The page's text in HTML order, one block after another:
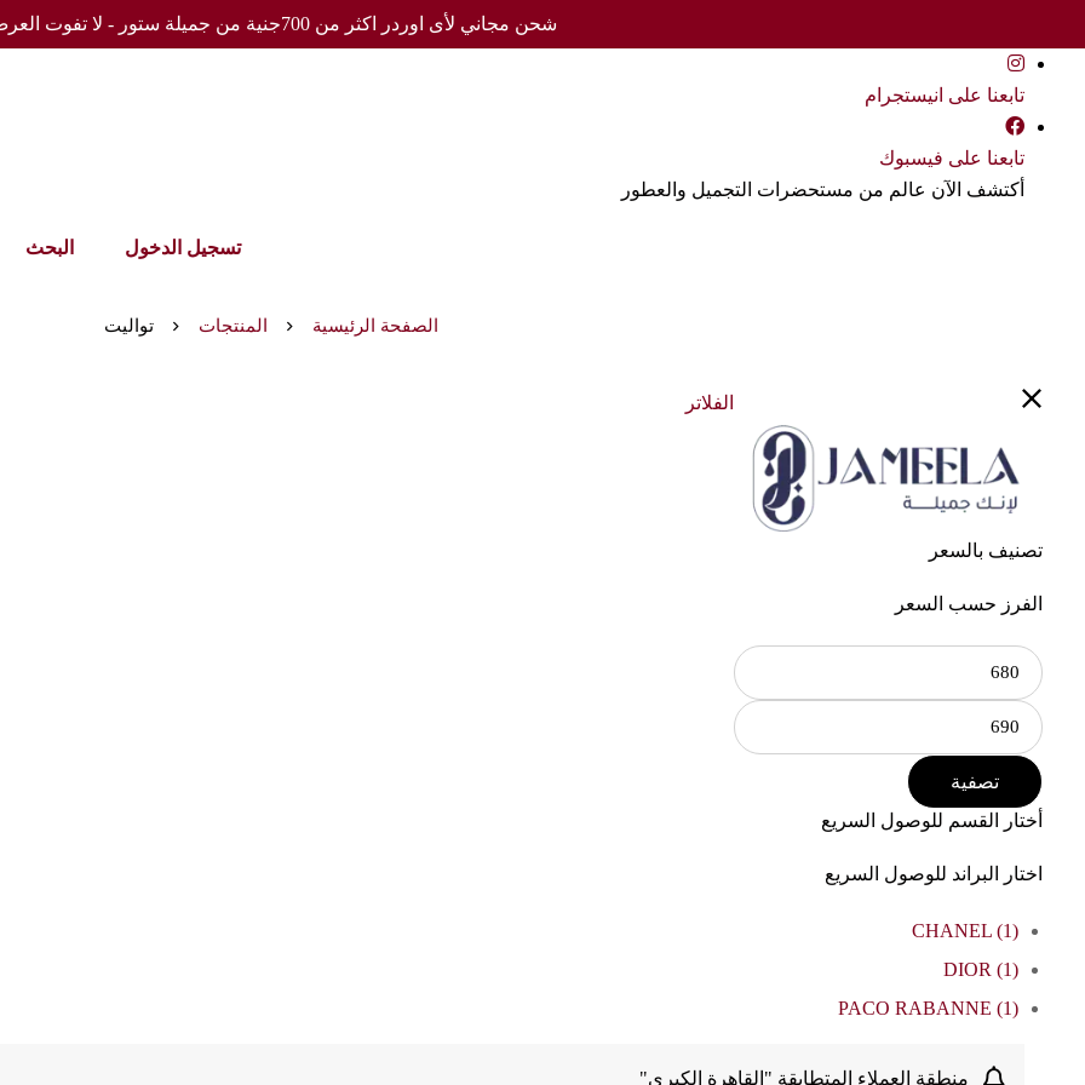
شحن مجاني لأى اوردر اكثر من 700جنية من جميلة ستور - لا تفوت العرض
تابعنا على انيستجرام
تابعنا على فيسبوك
أكتشف الآن عالم من مستحضرات التجميل والعطور
تسجيل الدخول البحث
الصفحة الرئيسية المنتجات تواليت
تصنيف بالسعر
الفرز حسب السعر
تصفية
أختار القسم للوصول السريع
اختار البراند للوصول السريع
CHANEL (1)
DIOR (1)
PACO RABANNE (1)
الفلاتر
منطقة العملاء المتطابقة "القاهرة الكبرى"